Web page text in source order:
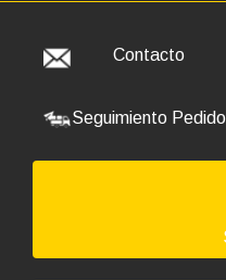
Ordenador HP PC HP
Contacto
Seguimiento Pedido